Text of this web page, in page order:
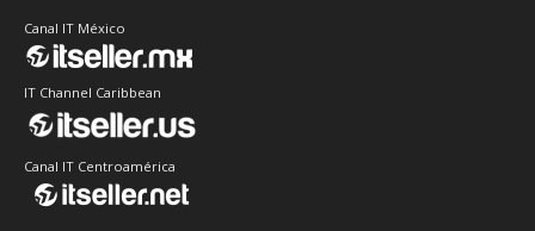
Canal IT México
IT Channel Caribbean
Canal IT Centroamérica